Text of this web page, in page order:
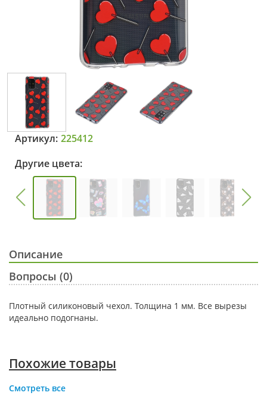
Артикул: 225412
Другие цвета:
Описание
Вопросы (0)
Плотный силиконовый чехол. Толщина 1 мм. Все вырезы
идеально подогнаны.
Похожие товары
Смотреть все